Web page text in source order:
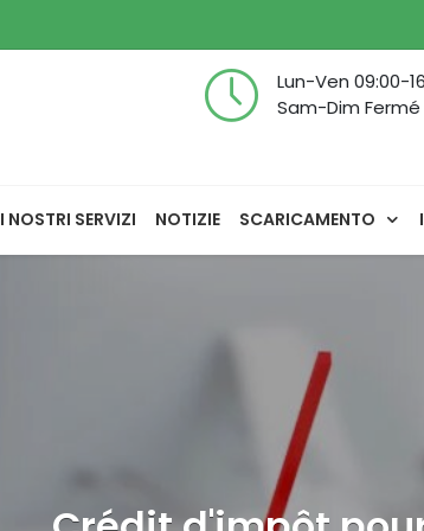
Lun-Ven 09:00-
Sam-Dim Fermé
I NOSTRI SERVIZI NOTIZIE SCARICAMENTO